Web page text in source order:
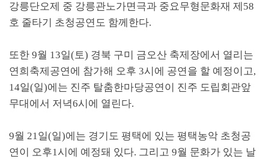
강릉단오제 중 강릉관노가면극과 중요무형문화재 제 58
호 줄타기 초청공연도 함께한다.
또한 9월 13일(토) 경북 구미 금오산 축제장에서 열리는
연희축제공연에 참가해 오후 3시에 공연을 할 예정이고,
14일(일)에는 진주 탈춤한마당공연이 진주 도립회관앞
무대에서 저녁6시에 열린다.
9월 21일(일)에는 경기도 평택에 있는 평택농악 초청공
연이 오후1시에 예정돼 있다. 그리고 9월 문화가 있는 날